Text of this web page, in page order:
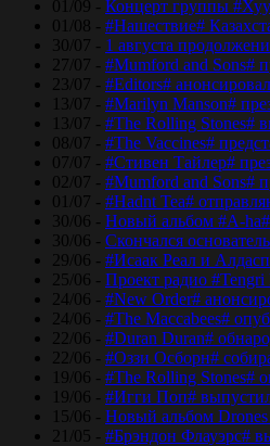
01/09 - Концерт группы
01/08 - #Нашествие#
30/07 - 1 августа
27/07 - #Mumford and Sons#
23/07 - #Editors#
13/07 - #Marilyn Manson#
13/07 - #The Rolling Stones#
08/07 - #The Vaccines#
07/07 - #Стивен Тайлер#
02/07 - #Mumford and Sons#
01/07 - #Hadnt Tea#
30/06 - Новый альбом #A-
30/06 - Скончался
29/06 - #Исаак Реал и
25/06 - Проект радио
24/06 - #New Order#
24/06 - #The Maccabees#
22/06 - #Duran Duran#
22/06 - #Оззи Осборн#
19/06 - #The Rolling Stones#
19/06 - #Игги Поп#
15/06 - Новый альбом Drones
21/05 - #Брэндон Флауэрс#